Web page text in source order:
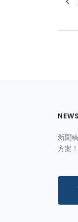
新聞
方案！